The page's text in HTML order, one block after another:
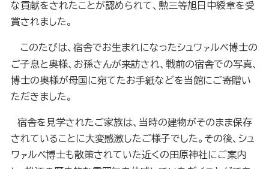
な貢献をされたことが認められて、勲三等旭日中綬章を受
賞されました。
このたびは、宿舎でお生まれになったシュワ ァ ルベ博士の
ご子息と奥様、お孫さんが来訪され、戦前の宿舎での写真、
博士の奥様が母国に宛てたお手紙などを当館にご寄贈い
ただきました。
宿舎を見学されたご家族は、当時の建物がそのまま保存
されていることに大変感激したご様子でした。その後、シュ
ワ ァ ルベ博士も散策されていた近くの田原神社にご案内